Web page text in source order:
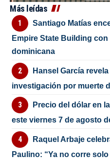
Más leídas
Santiago Matías
Empire State Building
dominicana
Hansel García
investigación por muerte
Precio del dólar en
este viernes 7 de agosto
Raquel Arbaje
Paulino: “Ya no corre